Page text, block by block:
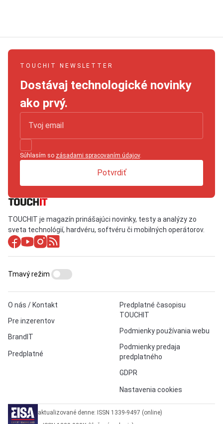
TOUCHIT NEWSLETTER
Dostávaj technologické novinky
ako prvý.
Súhlasím so zásadami spracovaním údajov.
Potvrdiť
TOUCHIT je magazín prinášajúci novinky, testy a analýzy zo
sveta technológií, hardvéru, softvéru či mobilných operátorov.
O nás / Kontakt
Pre inzerentov
BrandIT
Predplatné
Predplatné časopisu
TOUCHIT
Podmienky používania webu
Podmienky predaja
predplatného
GDPR
Nastavenia cookies
Tmavý režim
aktualizované denne: ISSN 1339-9497 (online)